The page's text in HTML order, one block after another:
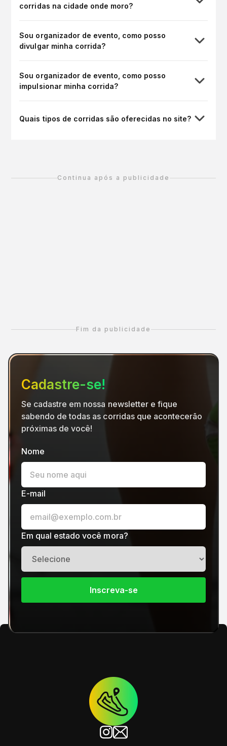
corridas na cidade onde moro?
Sou organizador de evento, como posso
divulgar minha corrida?
Sou organizador de evento, como posso
impulsionar minha corrida?
Quais tipos de corridas são oferecidas no site?
Continua após a publicidade
Fim da publicidade
Cadastre-se!
Se cadastre em nossa newsletter e fique
sabendo de todas as corridas que acontecerão
próximas de você!
Nome
E-mail
Em qual estado você mora?
Inscreva-se